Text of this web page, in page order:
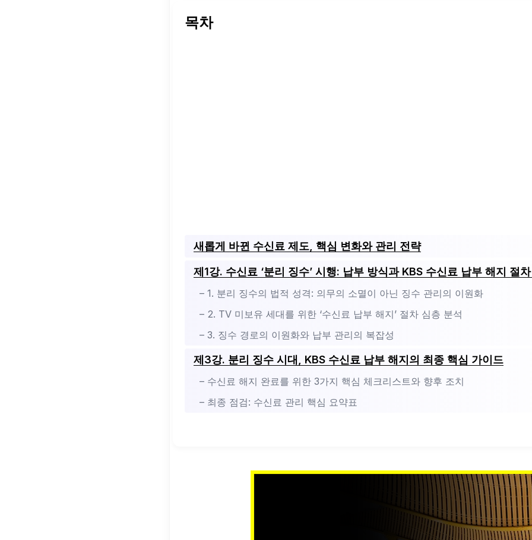
목차
새롭게 바뀐 수신료 제도, 핵심 변화와 관리 전략
제1강. 수신료 ‘분리 징수’ 시행: 납부 방식과 KBS 수신료 납부 해지 절
– 1. 분리 징수의 법적 성격: 의무의 소멸이 아닌 징수 관리의 이원화
– 2. TV 미보유 세대를 위한 ‘수신료 납부 해지’ 절차 심층 분석
– 3. 징수 경로의 이원화와 납부 관리의 복잡성
제3강. 분리 징수 시대, KBS 수신료 납부 해지의 최종 핵심 가이드
– 수신료 해지 완료를 위한 3가지 핵심 체크리스트와 향후 조치
– 최종 점검: 수신료 관리 핵심 요약표